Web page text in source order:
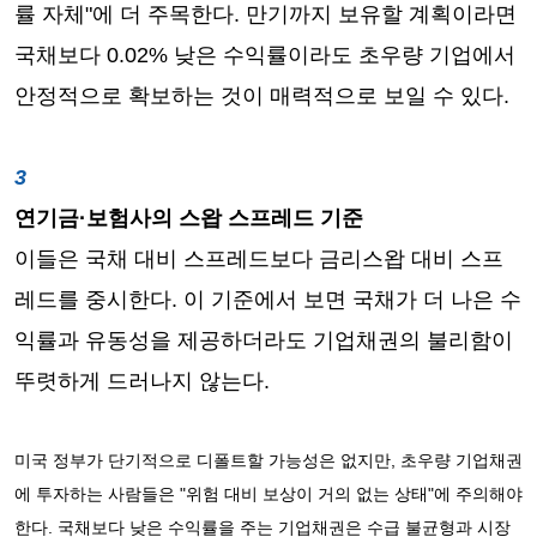
률 자체"에 더 주목한다. 만기까지 보유할 계획이라면
국채보다 0.02% 낮은 수익률이라도 초우량 기업에서
안정적으로 확보하는 것이 매력적으로 보일 수 있다.
연기금·보험사의 스왑 스프레드 기준
이들은 국채 대비 스프레드보다 금리스왑 대비 스프
레드를 중시한다. 이 기준에서 보면 국채가 더 나은 수
익률과 유동성을 제공하더라도 기업채권의 불리함이
뚜렷하게 드러나지 않는다.
미국 정부가 단기적으로 디폴트할 가능성은 없지만, 초우량 기업채권
에 투자하는 사람들은 "위험 대비 보상이 거의 없는 상태"에 주의해야
한다. 국채보다 낮은 수익률을 주는 기업채권은 수급 불균형과 시장